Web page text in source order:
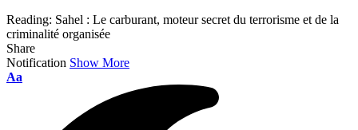
Reading: Sahel : Le carburant, moteur secret du terrorisme et de la
criminalité organisée
Share
Notification Show More
Font
Aa